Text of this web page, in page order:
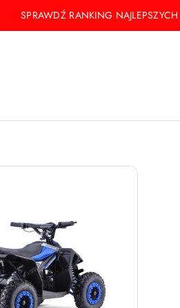
SPRAWDŹ RANKING